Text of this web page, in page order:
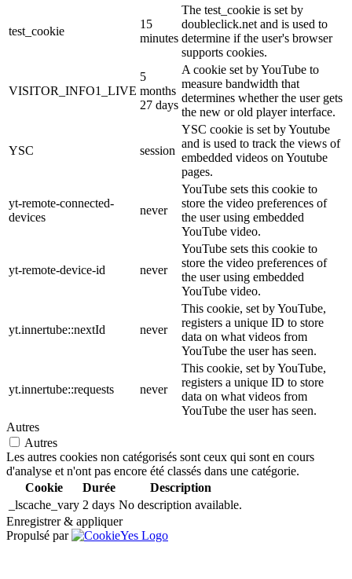
test_cookie
15
minutes
The test_cookie is set by
doubleclick.net and is used to
determine if the user's browser
supports cookies.
VISITOR_INFO1_LIVE
5
months
27 days
A cookie set by YouTube to
measure bandwidth that
determines whether the user gets
the new or old player interface.
YSC session
YSC cookie is set by Youtube
and is used to track the views of
embedded videos on Youtube
pages.
yt-remote-connected-
devices
never
YouTube sets this cookie to
store the video preferences of
the user using embedded
YouTube video.
yt-remote-device-id never
YouTube sets this cookie to
store the video preferences of
the user using embedded
YouTube video.
yt.innertube::nextId never
This cookie, set by YouTube,
registers a unique ID to store
data on what videos from
YouTube the user has seen.
yt.innertube::requests never
This cookie, set by YouTube,
registers a unique ID to store
data on what videos from
YouTube the user has seen.
Autres
Autres
Les autres cookies non catégorisés sont ceux qui sont en cours
d'analyse et n'ont pas encore été classés dans une catégorie.
Cookie
Durée
Description
_lscache_vary 2 days No description available.
Enregistrer & appliquer
Propulsé par